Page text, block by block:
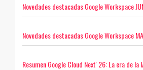
Novedades destacadas Google Workspace
Novedades destacadas Google Workspace
Resumen Google Cloud Next' 26: La era de la